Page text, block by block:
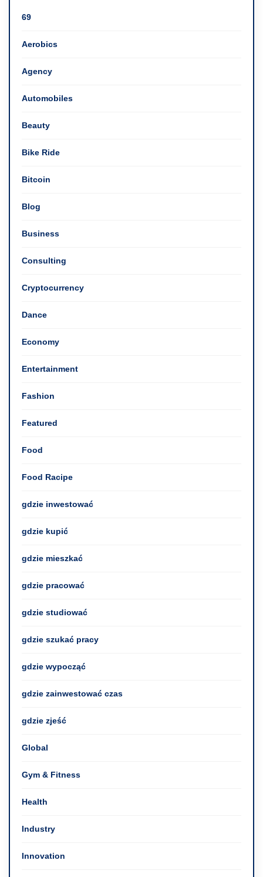
69
Aerobics
Agency
Automobiles
Beauty
Bike Ride
Bitcoin
Blog
Business
Consulting
Cryptocurrency
Dance
Economy
Entertainment
Fashion
Featured
Food
Food Racipe
gdzie inwestować
gdzie kupić
gdzie mieszkać
gdzie pracować
gdzie studiować
gdzie szukać pracy
gdzie wypocząć
gdzie zainwestować czas
gdzie zjeść
Global
Gym & Fitness
Health
Industry
Innovation